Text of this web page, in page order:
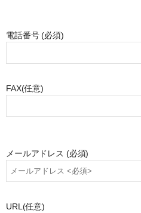
電話番号(必須)
FAX(任意)
メールアドレス (必須)
URL (任意)